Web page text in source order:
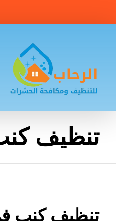
تنظيف
تنظيف كنب